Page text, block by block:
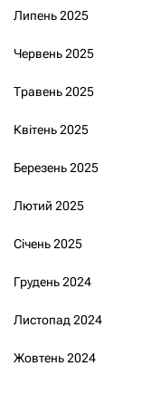
Липень 2025
Червень 2025
Травень 2025
Квітень 2025
Березень 2025
Лютий 2025
Січень 2025
Грудень 2024
Листопад 2024
Жовтень 2024